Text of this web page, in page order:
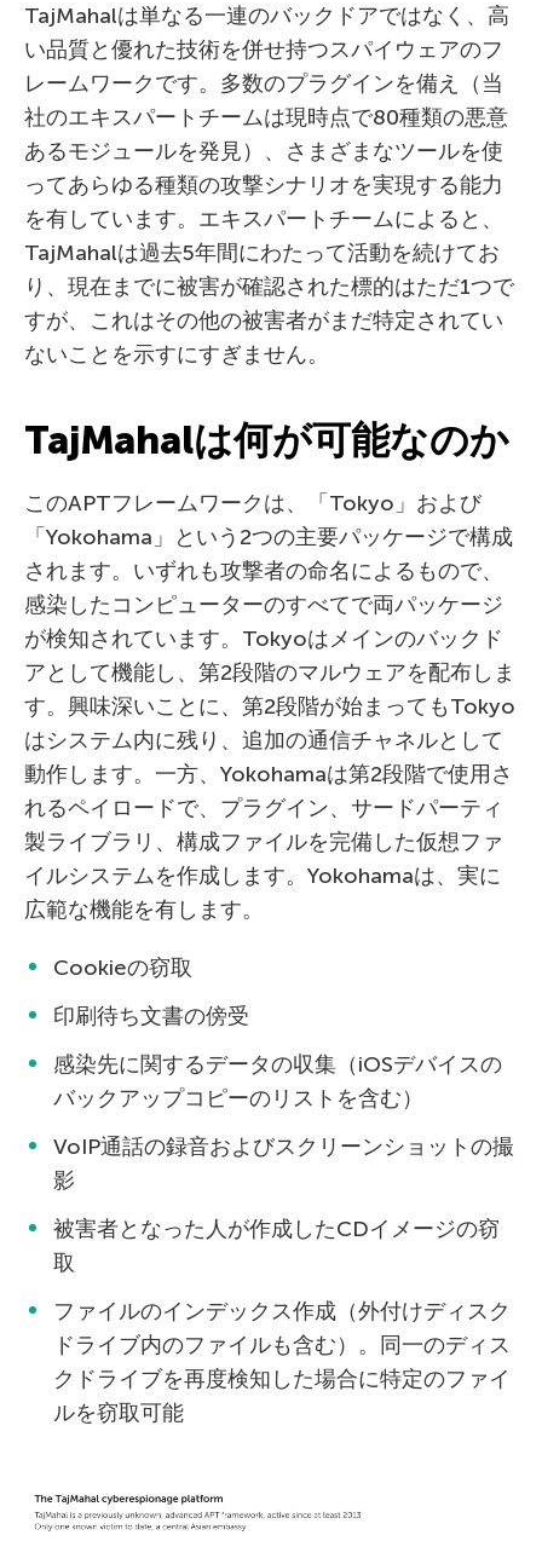
TajMahalは単なる一連のバックドアではなく、高
い品質と優れた技術を併せ持つスパイウェアのフ
レームワークです。多数のプラグインを備え（当
社のエキスパートチームは現時点で80種類の悪意
あるモジュールを発見）、さまざまなツールを使
ってあらゆる種類の攻撃シナリオを実現する能力
を有しています。エキスパートチームによると、
TajMahalは過去5年間にわたって活動を続けてお
り、現在までに被害が確認された標的はただ1つで
すが、これはその他の被害者がまだ特定されてい
ないことを示すにすぎません。
TajMahalは何が可能なのか
このAPTフレームワークは、「Tokyo」および
「Yokohama」という2つの主要パッケージで構成
されます。いずれも攻撃者の命名によるもので、
感染したコンピューターのすべてで両パッケージ
が検知されています。Tokyoはメインのバックド
アとして機能し、第2段階のマルウェアを配布しま
す。興味深いことに、第2段階が始まってもTokyo
はシステム内に残り、追加の通信チャネルとして
動作します。一方、Yokohamaは第2段階で使用さ
れるペイロードで、プラグイン、サードパーティ
製ライブラリ、構成ファイルを完備した仮想ファ
イルシステムを作成します。Yokohamaは、実に
広範な機能を有します。
Cookieの窃取
印刷待ち文書の傍受
感染先に関するデータの収集（iOSデバイスの
バックアップコピーのリストを含む）
VoIP通話の録音およびスクリーンショットの撮
影
被害者となった人が作成したCDイメージの窃
取
ファイルのインデックス作成（外付けディスク
ドライブ内のファイルも含む）。同一のディス
クドライブを再度検知した場合に特定のファイ
ルを窃取可能